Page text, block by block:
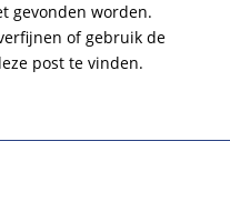
gevonden worden.
of gebruik de
post te vinden.